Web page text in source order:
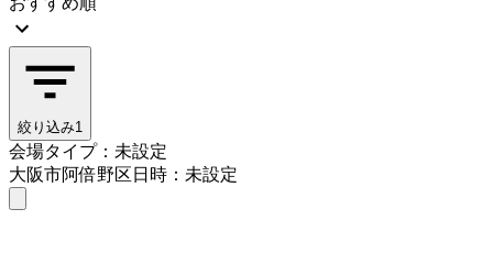
絞り込み1
会場タイプ：未設定
大阪市阿倍野区日時：未設定